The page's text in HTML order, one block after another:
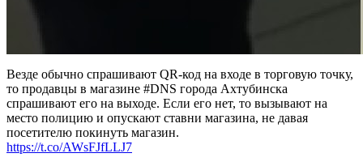
Везде обычно спрашивают QR-код на входе в торговую точку,
то продавцы в магазине #DNS города Ахтубинска
спрашивают его на выходе. Если его нет, то вызывают на
место полицию и опускают ставни магазина, не давая
посетителю покинуть магазин.
https://t.co/AWsFJfLLJ7